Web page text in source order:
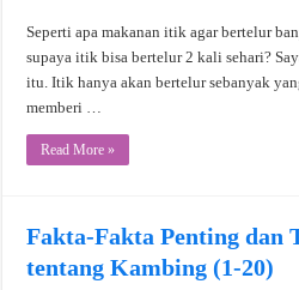
Seperti apa makanan itik agar bertelur
supaya itik bisa bertelur 2 kali sehari?
itu. Itik hanya akan bertelur sebanyak
memberi …
Read More »
Fakta-Fakta Penting dan
tentang Kambing (1-20)